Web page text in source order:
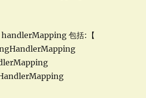
handlerMapping 包括:【